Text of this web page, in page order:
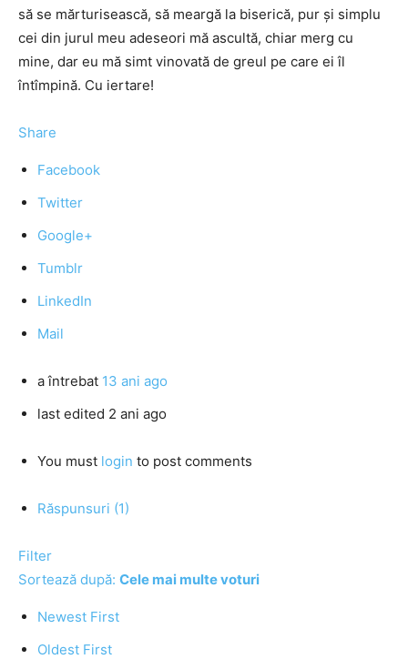
să se mărturisească, să meargă la biserică, pur și simplu
cei din jurul meu adeseori mă ascultă, chiar merg cu
mine, dar eu mă simt vinovată de greul pe care ei îl
întîmpină. Cu iertare!
Share
Facebook
Twitter
Google+
Tumblr
LinkedIn
Mail
a întrebat 13 ani ago
last edited 2 ani ago
You must login to post comments
Răspunsuri (1)
Filter
Sortează după: Cele mai multe voturi
Newest First
Oldest First